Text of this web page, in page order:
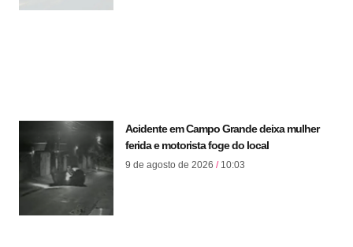
Acidente em Campo Grande deixa mulher
ferida e motorista foge do local
9 de agosto de 2026 10:03